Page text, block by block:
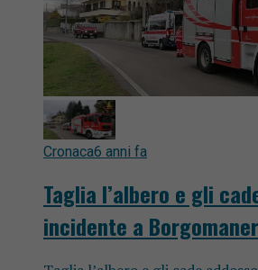
Cronaca6 anni fa
Taglia l’albero e gli
incidente a